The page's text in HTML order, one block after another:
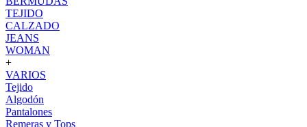
TEJIDO
CALZADO
JEANS
WOMAN
+
VARIOS
Tejido
Algodón
Pantalones
Remeras y Tops